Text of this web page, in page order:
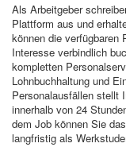
Als Arbeitgeber
Plattform aus und
können die verfügbaren
Interesse verbindlich
kompletten
Lohnbuchhaltung und
Personalausfällen stellt
innerhalb von 24
dem Job können Sie
langfristig als